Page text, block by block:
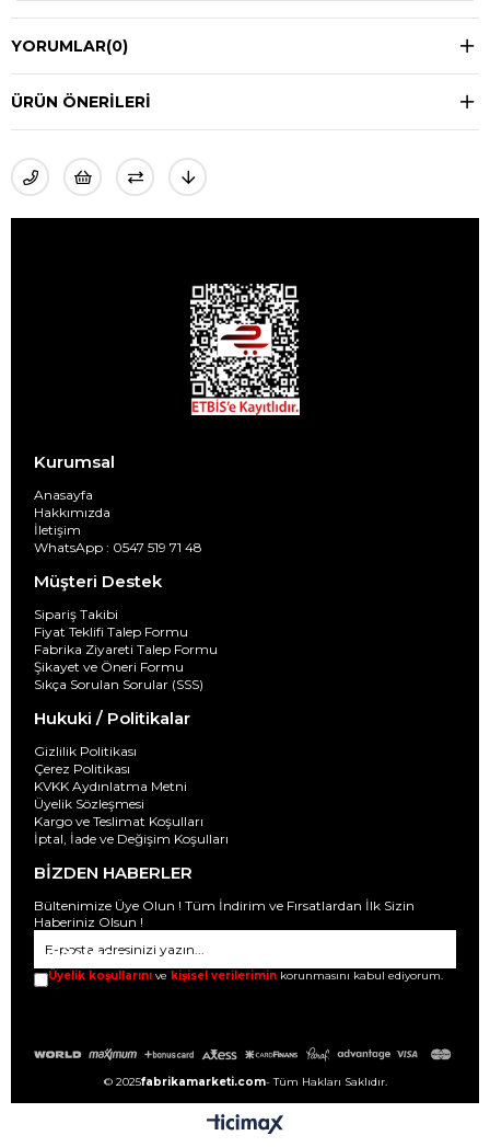
YORUMLAR(0)
ÜRÜN ÖNERILERI
Kurumsal
Anasayfa
Hakkımızda
İletişim
WhatsApp : 0547 519 71 48
Müşteri Destek
Sipariş Takibi
Fiyat Teklifi Talep Formu
Fabrika Ziyareti Talep Formu
Şikayet ve Öneri Formu
Sıkça Sorulan Sorular (SSS)
Hukuki / Politikalar
Gizlilik Politikası
Çerez Politikası
KVKK Aydınlatma Metni
Üyelik Sözleşmesi
Kargo ve Teslimat Koşulları
İptal, İade ve Değişim Koşulları
BİZDEN HABERLER
Bültenimize Üye Olun ! Tüm İndirim ve Fırsatlardan İlk Sizin
Haberiniz Olsun !
GÖNDER
Üyelik koşullarını ve kişisel verilerimin korunmasını kabul ediyorum.
© 2025fabrikamarketi.com- Tüm Hakları Saklıdır.